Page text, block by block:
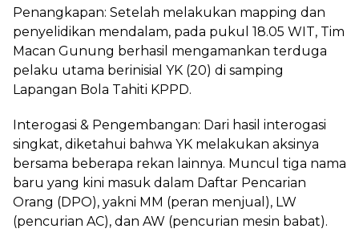
Penangkapan: Setelah melakukan mapping dan
penyelidikan mendalam, pada pukul 18.05 WIT, Tim
Macan Gunung berhasil mengamankan terduga
pelaku utama berinisial YK (20) di samping
Lapangan Bola Tahiti KPPD.
Interogasi & Pengembangan: Dari hasil interogasi
singkat, diketahui bahwa YK melakukan aksinya
bersama beberapa rekan lainnya. Muncul tiga nama
baru yang kini masuk dalam Daftar Pencarian
Orang (DPO), yakni MM (peran menjual), LW
(pencurian AC), dan AW (pencurian mesin babat).